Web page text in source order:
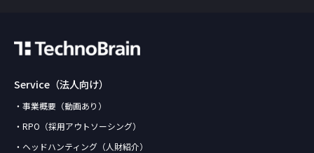
Service（法人向け）
・事業概要（動画あり）
・RPO（採用アウトソーシング）
・ヘッドハンティング（人財紹介）